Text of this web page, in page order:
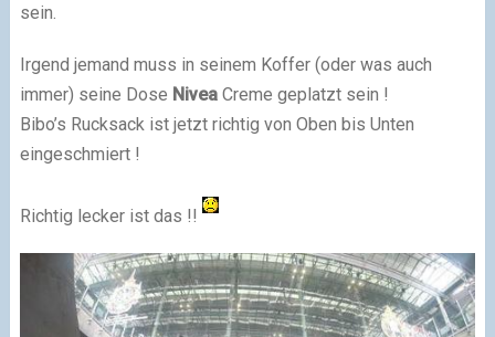
sein.
Irgend jemand muss in seinem Koffer (oder was auch
immer) seine Dose NiveaCreme geplatzt sein !
Bibo’s Rucksack ist jetzt richtig von Oben bis Unten
eingeschmiert !
Richtig lecker ist das !!